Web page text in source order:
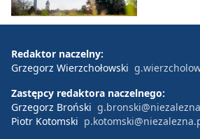
Redaktor naczelny:
Grzegorz Wierzchołowski
Zastępcy redaktora naczelnego:
Grzegorz Broński
Piotr Kotomski